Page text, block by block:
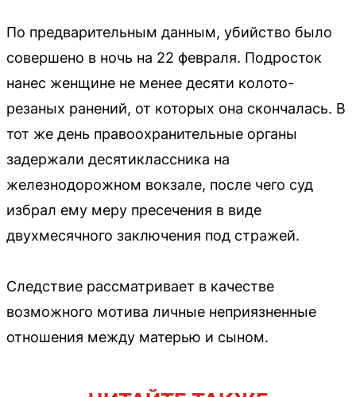
По предварительным данным, убийство было
совершено в ночь на 22 февраля. Подросток
нанес женщине не менее десяти колото-
резаных ранений, от которых она скончалась. В
тот же день правоохранительные органы
задержали десятиклассника на
железнодорожном вокзале, после чего суд
избрал ему меру пресечения в виде
двухмесячного заключения под стражей.
Следствие рассматривает в качестве
возможного мотива личные неприязненные
отношения между матерью и сыном.